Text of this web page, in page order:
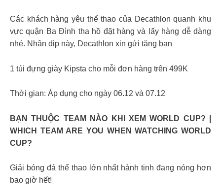
Các khách hàng yêu thể thao của Decathlon quanh khu
vực quận Ba Đình tha hồ đặt hàng và lấy hàng dễ dàng
nhé. Nhân dịp này, Decathlon xin gửi tặng bạn
1 túi đựng giày Kipsta cho mỗi đơn hàng trên 499K
Thời gian: Áp dụng cho ngày 06.12 và 07.12
BẠN THUỘC TEAM NÀO KHI XEM WORLD CUP? |
WHICH TEAM ARE YOU WHEN WATCHING WORLD
CUP?
Giải bóng đá thể thao lớn nhất hành tinh đang nóng hơn
bao giờ hết!